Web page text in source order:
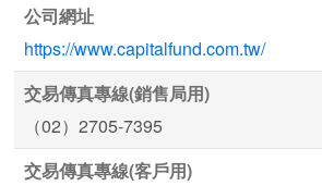
公司網址
https://www.capitalfund.com.tw/
交易傳真專線(銷售局用)
（02）2705-7395
交易傳真專線(客戶用)